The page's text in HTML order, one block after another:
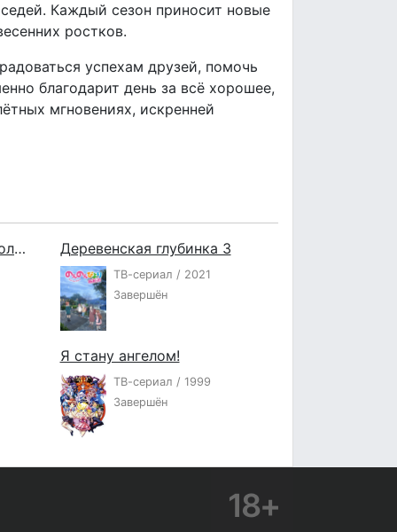
Каждый сезон приносит новые
ростков.
успехам друзей, помочь
благодарит день за всё хорошее,
мгновениях, искренней
Вперёд, Анпанман! Суширолл Маки-чан и Золотой Камамэшидон Деревенская глубинка 3
ТВ-сериал / 2021
Завершён
Я стану ангелом!
ТВ-сериал / 1999
Завершён
18+